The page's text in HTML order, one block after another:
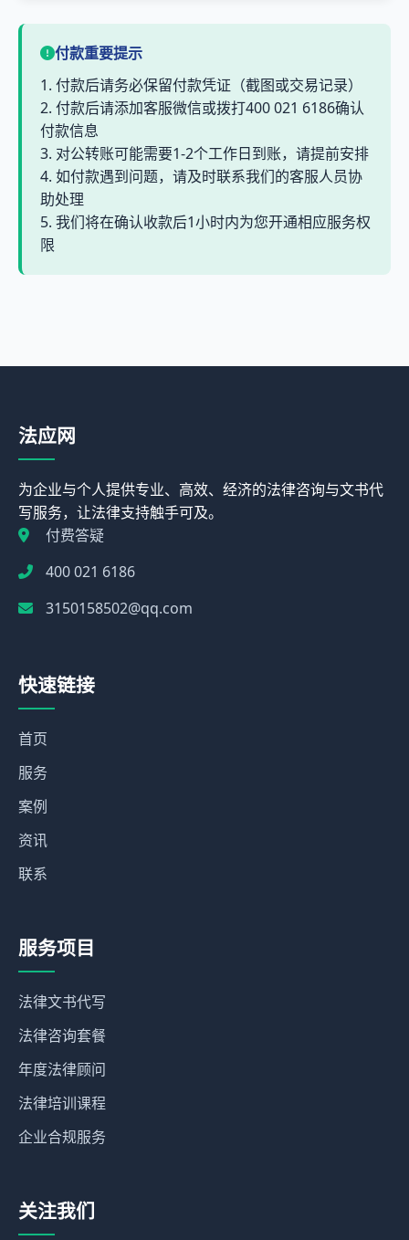
付款重要提示
1. 付款后请务必保留付款凭证（截图或交易记录）
2. 付款后请添加客服微信或拨打400 021 6186确认
付款信息
3. 对公转账可能需要1-2个工作日到账，请提前安排
4. 如付款遇到问题，请及时联系我们的客服人员协
助处理
5. 我们将在确认收款后1小时内为您开通相应服务权
限
法应网
为企业与个人提供专业、高效、经济的法律咨询与文书代
写服务，让法律支持触手可及。
付费答疑
400 021 6186
3150158502@qq.com
快速链接
首页
服务
案例
资讯
联系
服务项目
法律文书代写
法律咨询套餐
年度法律顾问
法律培训课程
企业合规服务
关注我们